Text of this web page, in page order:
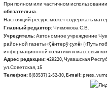
При полном или частичном
обязательна.
Настоящий ресурс может содержать
Главный редактор:Чикмякова С.В.
Учредитель:Автономное учреждение
районной газеты «Çĕнтерÿ çулĕ» («Путь
информационной политики и массовых
Адрес редакции:429220, Чувашская
ул.Советская, 15
Телефон:8(83537) 2-52-30,E-mail: